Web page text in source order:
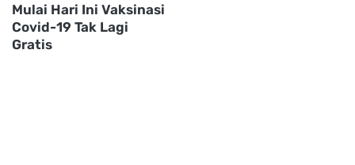
Mulai Hari Ini Vaksinasi
Covid-19 Tak Lagi
Gratis